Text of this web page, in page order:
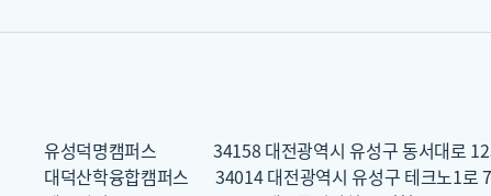
유성덕명캠퍼스 34158 대전광역시 유성구 동서대로
대덕산학융합캠퍼스
34014 대전광역시 유성구 테크노1로